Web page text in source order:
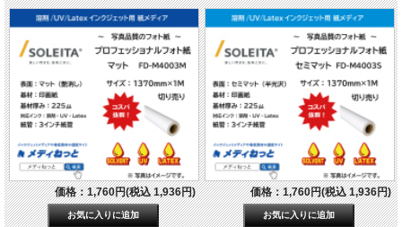
価格：1,760円(税込 1,936円) 価格：1,760円(税込 1,936円)